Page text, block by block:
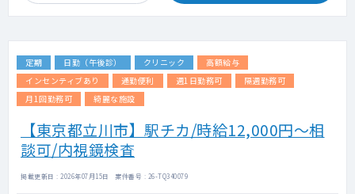
定期 日勤（午後診） クリニック
高額給与
インセンティブあり
通勤便利 週1日勤務可
隔週勤務可
月1回勤務可
綺麗な施設
【東京都立川市】駅チカ/時給12,000円～相
談可/内視鏡検査
掲載更新日 : 2026年07月15日 案件番号 : 26-TQ340079